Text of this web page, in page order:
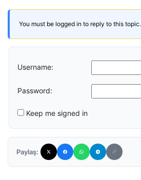
You must be logged in to reply to this topic.
Username:
Password:
Keep me signed in
Paylaş: